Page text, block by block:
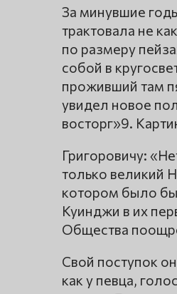
За минувшие
трактовала не
по размеру
собой в
проживший там
увидел новое
восторг»9.
Григоровичу:
только великий
котором было
Куинджи в их
Общества
Свой поступок
как у певца,